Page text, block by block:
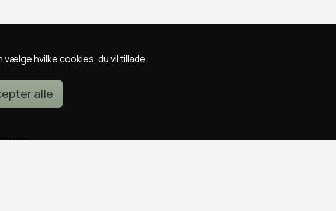
hvilke cookies, du vil tillade.
alle